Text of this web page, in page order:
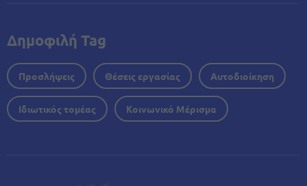
Δημοφιλή Tag
Προσλήψεις Θέσεις εργασίας Αυτοδιοίκηση
Ιδιωτικός τομέας Κοινωνικό Μέρισμα